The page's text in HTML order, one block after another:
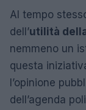
Al tempo
dell’utilità
nemmeno un
questa
l’opinione
dell’agenda